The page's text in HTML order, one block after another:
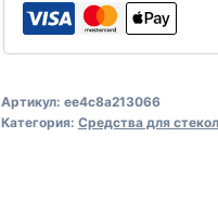
Артикул: ee4c8a213066
Категория: Средства для стекол